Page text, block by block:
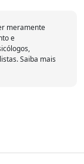
meramente
e
Saiba mais